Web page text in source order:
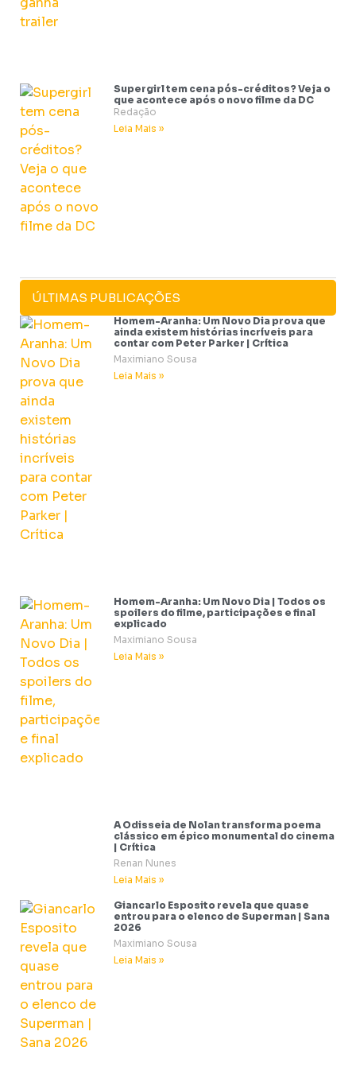
Supergirl tem cena pós-créditos? Veja o
que acontece após o novo filme da DC
Redação
Leia Mais »
ÚLTIMAS PUBLICAÇÕES
Homem-Aranha: Um Novo Dia prova que
ainda existem histórias incríveis para
contar com Peter Parker | Crítica
Maximiano Sousa
Leia Mais »
Homem-Aranha: Um Novo Dia | Todos os
spoilers do filme, participações e final
explicado
Maximiano Sousa
Leia Mais »
A Odisseia de Nolan transforma poema
clássico em épico monumental do cinema
| Crítica
Renan Nunes
Leia Mais »
Giancarlo Esposito revela que quase
entrou para o elenco de Superman | Sana
2026
Maximiano Sousa
Leia Mais »